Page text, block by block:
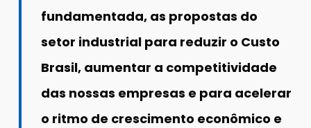
fundamentada, as propostas do
setor industrial para reduzir o Custo
Brasil, aumentar a competitividade
das nossas empresas e para acelerar
o ritmo de crescimento econômico e